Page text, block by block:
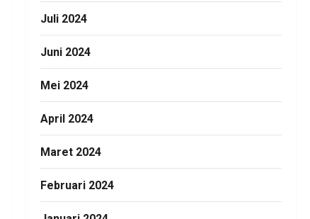
Juli 2024
Juni 2024
Mei 2024
April 2024
Maret 2024
Februari 2024